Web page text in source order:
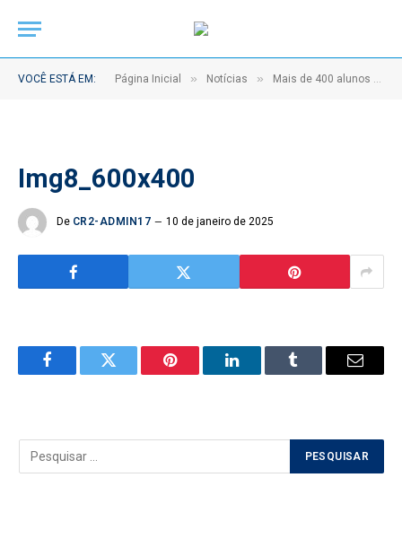
VOCÊ ESTÁ EM: Página Inicial » Notícias » Mais de 400 alunos da rede municipal são formados como multiplicadores do PROERD
Img8_600x400
De CR2-ADMIN17 10 de janeiro de 2025
FacebookTwitter Pinterest LinkedInTumblr Email